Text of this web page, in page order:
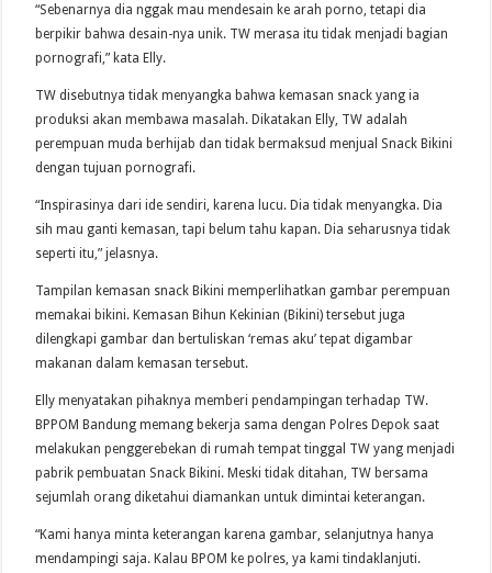
“Sebenarnya dia nggak mau mendesain ke arah porno, tetapi dia
berpikir bahwa desain-nya unik. TW merasa itu tidak menjadi bagian
pornografi,” kata Elly.
TW disebutnya tidak menyangka bahwa kemasan snack yang ia
produksi akan membawa masalah. Dikatakan Elly, TW adalah
perempuan muda berhijab dan tidak bermaksud menjual Snack Bikini
dengan tujuan pornografi.
“Inspirasinya dari ide sendiri, karena lucu. Dia tidak menyangka. Dia
sih mau ganti kemasan, tapi belum tahu kapan. Dia seharusnya tidak
seperti itu,” jelasnya.
Tampilan kemasan snack Bikini memperlihatkan gambar perempuan
memakai bikini. Kemasan Bihun Kekinian (Bikini) tersebut juga
dilengkapi gambar dan bertuliskan ‘remas aku’ tepat digambar
makanan dalam kemasan tersebut.
Elly menyatakan pihaknya memberi pendampingan terhadap TW.
BPPOM Bandung memang bekerja sama dengan Polres Depok saat
melakukan penggerebekan di rumah tempat tinggal TW yang menjadi
pabrik pembuatan Snack Bikini. Meski tidak ditahan, TW bersama
sejumlah orang diketahui diamankan untuk dimintai keterangan.
“Kami hanya minta keterangan karena gambar, selanjutnya hanya
mendampingi saja. Kalau BPOM ke polres, ya kami tindaklanjuti.